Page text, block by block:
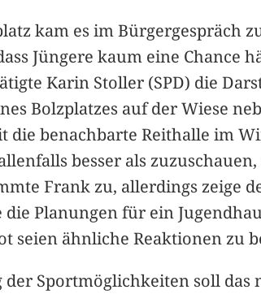
kam es im Bürgergespräch
Jüngere kaum eine Chance
Karin Stoller (SPD) die
Bolzplatzes auf der Wiese
die benachbarte Reithalle im
besser als
Frank zu, allerdings zeige
Planungen für ein
seien ähnliche Reaktionen zu
der Sportmöglichkeiten soll